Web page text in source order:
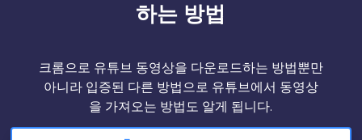
하는 방법
크롬으로 유튜브 동영상을 다운로드하는 방법뿐만
아니라 입증된 다른 방법으로 유튜브에서 동영상
을 가져오는 방법도 알게 됩니다.